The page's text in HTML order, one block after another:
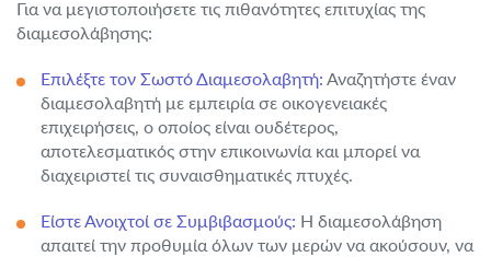
Για να μεγιστοποιήσετε τις πιθανότητες επιτυχίας της
διαμεσολάβησης:
Επιλέξτε τον Σωστό Διαμεσολαβητή: Αναζητήστε έναν
διαμεσολαβητή με εμπειρία σε οικογενειακές
επιχειρήσεις, ο οποίος είναι ουδέτερος,
αποτελεσματικός στην επικοινωνία και μπορεί να
διαχειριστεί τις συναισθηματικές πτυχές.
Είστε Ανοιχτοί σε Συμβιβασμούς: Η διαμεσολάβηση
απαιτεί την προθυμία όλων των μερών να ακούσουν, να